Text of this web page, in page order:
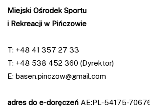
Miejski Ośrodek Sportu
i Rekreacji w Pińczowie
T: +48 41 357 27 33
T: +48 538 452 360 (Dyrektor)
E: basen.pinczow@gmail.com
adres do e-doręczeń AE:PL-54175-